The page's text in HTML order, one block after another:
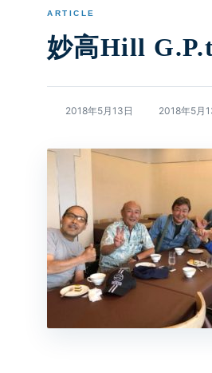
妙高Hill
2018年5月13日
最
新
日
2018年5月